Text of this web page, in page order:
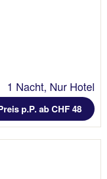
1 Nacht, Nur Hotel
p.P. ab CHF 48